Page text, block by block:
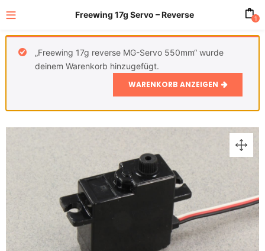
Freewing 17g Servo – Reverse 1
„Freewing 17g reverse MG-Servo 550mm“ wurde
deinem Warenkorb hinzugefügt.
WARENKORB ANZEIGEN